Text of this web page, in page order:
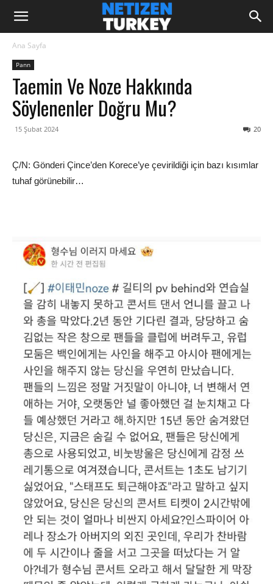
Ana Sayfa
Pann
Taemin Ve Noze Hakkında
Söylenenler Doğru Mu?
15 Şubat 2024 20
Ç/N: Gönderi Çince’den Korece’ye çevirildiği için bazı kısımlar
tuhaf görünebilir…